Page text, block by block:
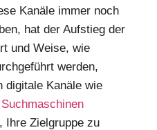
Kanäle immer noch
hat der Aufstieg der
und Weise, wie
werden,
digitale Kanäle wie
Suchmaschinen
Ihre Zielgruppe zu